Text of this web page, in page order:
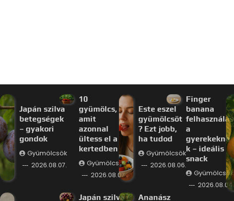
Japán szilva
betegségek
– gyakori
gondok
Gyümölcsök
2026.08.07.
10
gyümölcs,
amit
azonnal
ültess el a
kertedben
Gyümölcsök
2026.08.07.
Este eszel
gyümölcsöt
? Ezt jobb,
ha tudod
Gyümölcsök
2026.08.06.
Japán szilva
Ananász
Finger
banana
felhasználás
a
gyerekekne
k – ideális
snack
Gyümölcsök
2026.08.04.